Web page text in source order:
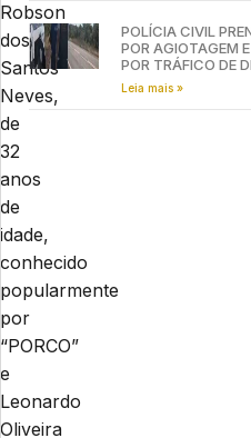
Robson
dos
Santos
Neves,
de
32
anos
de
idade,
conhecido
popularmente
por
“PORCO”
e
Leonardo
Oliveira
POLÍCIA CIVIL
POR AGIOTAGEM
POR TRÁFICO DE
Leia mais »